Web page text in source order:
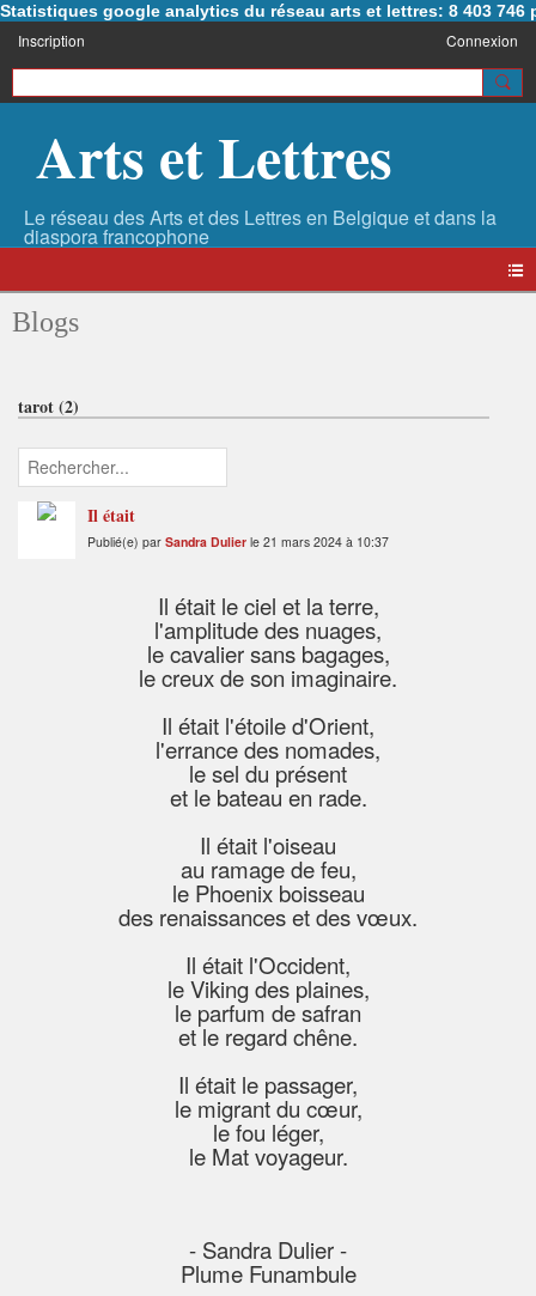
Statistiques google analytics du réseau arts et lettres: 8 403 746
Inscription Connexion
Arts et Lettres
Blogs
tarot (2)
Il était
Publié(e) par Sandra Dulier le 21 mars 2024 à 10:37
Il était le ciel et la terre,
l'amplitude des nuages,
le cavalier sans bagages,
le creux de son imaginaire.
Il était l'étoile d'Orient,
l'errance des nomades,
le sel du présent
et le bateau en rade.
Il était l'oiseau
au ramage de feu,
le Phoenix boisseau
des renaissances et des vœux.
Il était l'Occident,
le Viking des plaines,
le parfum de safran
et le regard chêne.
Il était le passager,
le migrant du cœur,
le fou léger,
le Mat voyageur.
- Sandra Dulier -
Plume Funambule